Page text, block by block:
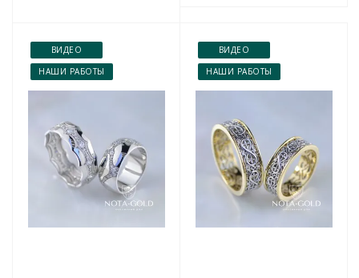
ВИДЕО
НАШИ РАБОТЫ
ВИДЕО
НАШИ РАБОТЫ